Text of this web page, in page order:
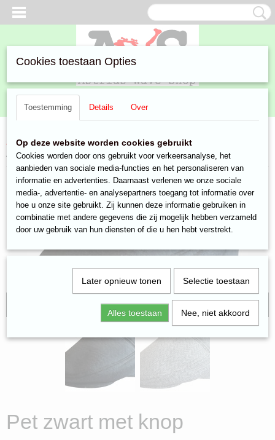
Inloggen Registreren
Home >Aanbiedingen>Kleding & Accessoires>
zwart met knop
gratis verzending
Pet zwart met knop
Cookies toestaan Opties
Toestemming Details Over
Op deze website worden cookies gebruikt
Cookies worden door ons gebruikt voor verkeersanalyse, het
aanbieden van sociale media-functies en het personaliseren van
informatie en advertenties. Daarnaast verlenen we onze sociale
media-, advertentie- en analysepartners toegang tot informatie over
hoe u onze site gebruikt. Zij kunnen deze informatie gebruiken in
combinatie met andere gegevens die zij mogelijk hebben verzameld
door uw gebruik van hun diensten of die u hen hebt verstrekt.
Later opnieuw tonen Selectie toestaan
Alles toestaan Nee, niet akkoord